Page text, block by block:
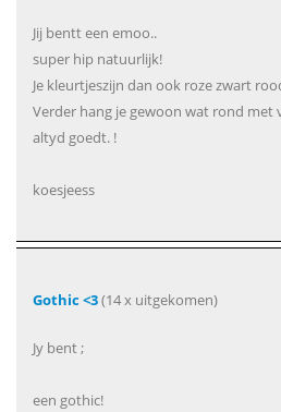
Jij bentt een emoo..
super hip natuurlijk!
Je kleurtjeszijn dan ook roze zwart
Verder hang je gewoon wat rond met
altyd goedt. !
koesjeess
Gothic <3(14 x uitgekomen)
Jy bent ;
een gothic!